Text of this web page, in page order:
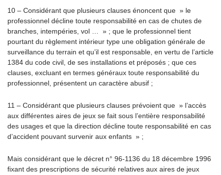
10 – Considérant que plusieurs clauses énoncent que » le
professionnel décline toute responsabilité en cas de chutes de
branches, intempéries, vol … » ; que le professionnel tient
pourtant du règlement intérieur type une obligation générale de
surveillance du terrain et qu’il est responsable, en vertu de l’article
1384 du code civil, de ses installations et préposés ; que ces
clauses, excluant en termes généraux toute responsabilité du
professionnel, présentent un caractère abusif ;
11 – Considérant que plusieurs clauses prévoient que » l’accès
aux différentes aires de jeux se fait sous l’entière responsabilité
des usages et que la direction décline toute responsabilité en cas
d’accident pouvant survenir aux enfants » ;
Mais considérant que le décret n° 96-1136 du 18 décembre 1996
fixant des prescriptions de sécurité relatives aux aires de jeux